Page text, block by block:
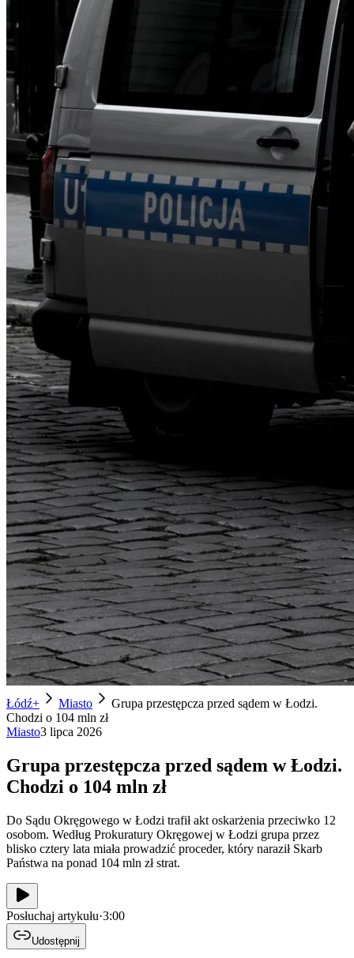
Łódź+ Miasto
Grupa przestępcza przed sądem w Łodzi.
Chodzi o 104 mln zł
Miasto3 lipca 2026
Grupa przestępcza przed sądem w Łodzi.
Chodzi o 104 mln zł
Do Sądu Okręgowego w Łodzi trafił akt oskarżenia przeciwko 12
osobom. Według Prokuratury Okręgowej w Łodzi grupa przez
blisko cztery lata miała prowadzić proceder, który naraził Skarb
Państwa na ponad 104 mln zł strat.
Posłuchaj artykułu·3:00
Udostępnij